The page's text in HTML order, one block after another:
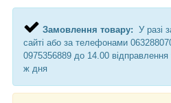
Замовлення товару: У разі
сайті або за телефонами
0975356889 до 14.00 відправлення
ж дня